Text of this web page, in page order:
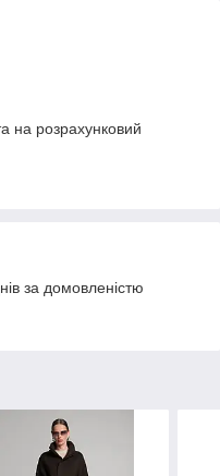
на розрахунковий
за домовленістю